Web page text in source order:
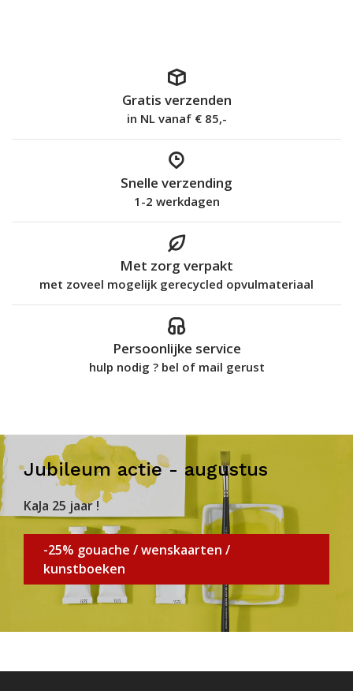
Gratis verzenden
in NL vanaf € 85,-
Snelle verzending
1-2 werkdagen
Met zorg verpakt
met zoveel mogelijk gerecycled opvulmateriaal
Persoonlijke service
hulp nodig ? bel of mail gerust
Jubileum actie - augustus
KaJa 25 jaar !
-25% gouache / wenskaarten /
kunstboeken